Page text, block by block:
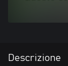
Descrizione